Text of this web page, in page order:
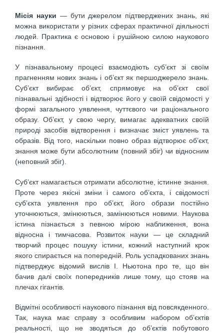
Місія науки — бути джерелом підтверджених знань, які
можна використати у різних сферах практичної діяльності
людей. Практика є основою і рушійною силою наукового
пізнання.
У пізнавальному процесі взаємодіють суб’єкт зі своїм
прагненням нових знань і об’єкт як першоджерело знань.
Суб’єкт вибирає об’єкт, спрямовує на об’єкт свої
пізнавальні здібності і відтворює його у своїй свідомості у
формі загального уявлення, чуттєвого чи раціонального
образу. Об’єкт, у свою чергу, вимагає адекватних своїй
природі засобів відтворення і визначає зміст уявлень та
образів. Від того, наскільки повно образ відтворює об’єкт,
знання може бути абсолютним (повний збіг) чи відносним
(неповний збіг).
Суб’єкт намагається отримати абсолютне, істинне знання.
Проте через якісні зміни і самого об’єкта, і свідомості
суб’єкта уявлення про об’єкт, його образи постійно
уточнюються, змінюються, замінюються новими. Наукова
істина пізнається з певною мірою наближення, вона
відносна і тимчасова. Розвиток науки — це складний
творчий процес пошуку істини, кожний наступний крок
якого спирається на попередній. Роль успадкованих знань
підтверджує відомий вислів І. Ньютона про те, що він
бачив далі своїх попередників лише тому, що стояв на
плечах гігантів.
Відмітні особливості наукового пізнання від повсякденного.
Так, наука має справу з особливим набором об’єктів
реальності, що не зводяться до об’єктів побутового